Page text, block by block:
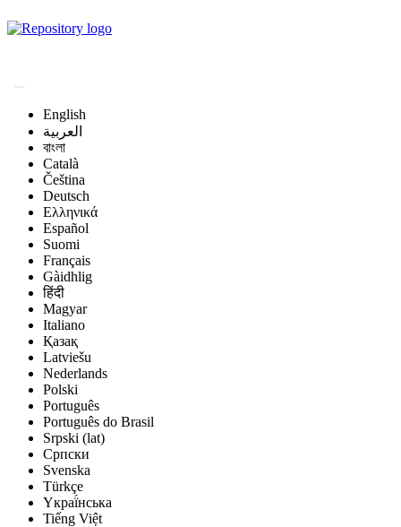
English
العربية
বাংলা
Català
Čeština
Deutsch
Ελληνικά
Español
Suomi
Français
Gàidhlig
हिंदी
Magyar
Italiano
Қазақ
Latviešu
Nederlands
Polski
Português
Português do Brasil
Srpski (lat)
Српски
Svenska
Türkçe
Yкраї́нська
Tiếng Việt